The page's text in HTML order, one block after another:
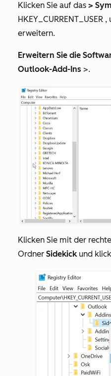
Klicken Sie auf das >
HKEY_CURRENT_USER ,
erweitern.
Erweitern Sie die
Outlook-Add-Ins >.
Klicken Sie mit der
Ordner Sidekickund